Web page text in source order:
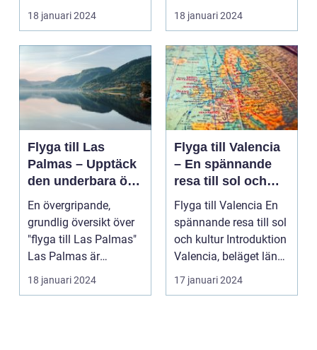
Skot...
18 januari 2024
erbjuda. I denna ar...
18 januari 2024
Flyga till Las
Palmas – Upptäck
den underbara ön
Gran Canaria
En övergripande,
grundlig översikt över
"flyga till Las Palmas"
Las Palmas är
huvudstaden på den
va...
18 januari 2024
Flyga till Valencia
– En spännande
resa till sol och
kultur
Flyga till Valencia En
spännande resa till sol
och kultur Introduktion
Valencia, beläget längs
Sp...
17 januari 2024